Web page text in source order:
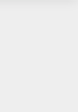
Kecelakaan